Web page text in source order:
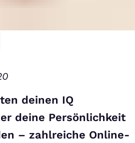
deinen IQ
deine Persönlichkeit
– zahlreiche Online-